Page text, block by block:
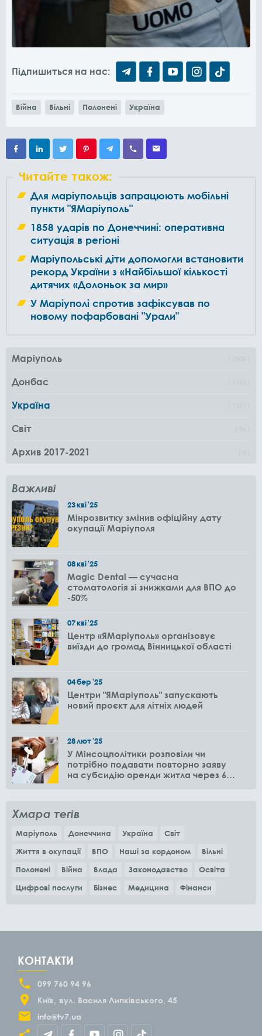
Підпишиться на нас:
Війна Вільні Полонені Україна
Читайте також:
Для маріупольців запрацюють мобільні
пункти "ЯМаріуполь"
1858 ударів по Донеччині: оперативна
ситуація в регіоні
Маріупольські діти допомогли встановити
рекорд України з «Найбільшої кількості
дитячих «Долоньок за мир»
У Маріуполі спротив зафіксував по
новому пофарбовані "Урали"
Маріуполь
Донбас
Україна
Світ
Архив 2017-2021
Важливі
23кві'25
Мінрозвитку змінив офіційну дату
окупації Маріуполя
08кві'25
Magic Dental — сучасна
стоматологія зі знижками для ВПО до
-50%
07кві'25
Центр «ЯМаріуполь» організовує
виїзди до громад Вінницької області
04бер'25
Центри "ЯМаріуполь" запускають
новий проєкт для літніх людей
28лют'25
У Мінсоцполітики розповіли чи
потрібно подавати повторно заяву
на субсидію оренди житла через 6
Хмара тегів
Маріуполь Донеччина Україна
Світ
Життя в окупації
ВПО Наші за кордоном
Вільні
Полонені
Війна Влада Законодавство
Освіта
Цифрові послуги
Бізнес Медицина Фінанси
КОНТАКТИ
099 760 94 96
Київ
вул. Василя Липківського, 45
info@tv7.ua